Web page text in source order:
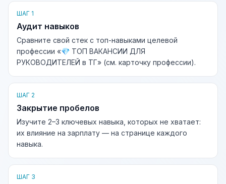
ШАГ 1
Аудит навыков
Сравните свой стек с топ-навыками целевой
профессии «💎 ТОП ВАКАНСИИ ДЛЯ
РУКОВОДИТЕЛЕЙ в ТГ» (см. карточку профессии).
ШАГ 2
Закрытие пробелов
Изучите 2–3 ключевых навыка, которых не хватает:
их влияние на зарплату — на странице каждого
навыка.
ШАГ 3